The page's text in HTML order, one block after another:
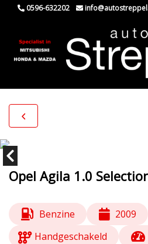
0596-632202
Opel Agila 1.0
Benzine
2009
Handgeschakeld